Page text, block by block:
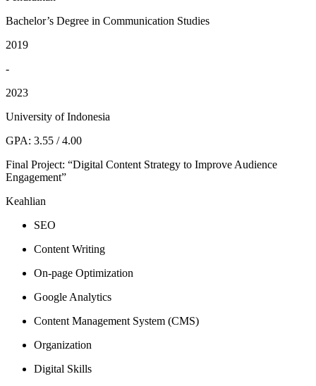
Bachelor’s Degree in Communication Studies
2019
-
2023
University of Indonesia
GPA: 3.55 / 4.00
Final Project: “Digital Content Strategy to Improve Audience
Engagement”
Keahlian
SEO
Content Writing
On-page Optimization
Google Analytics
Content Management System (CMS)
Organization
Digital Skills